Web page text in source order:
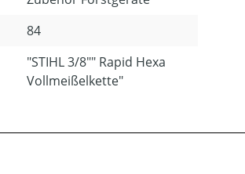
84
"STIHL 3/8"" Rapid Hexa
Vollmeißelkette"